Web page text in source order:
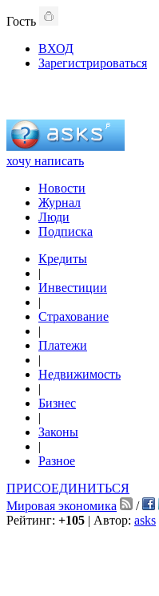
Гость
ВХОД
Зарегистрироваться
хочу написать
Новости
Журнал
Люди
Подписка
Кредиты
|
Инвестиции
|
Страхование
|
Платежи
|
Недвижимость
|
Бизнес
|
Законы
|
Разное
ПРИСОЕДИНИТЬСЯ
Мировая экономика
/
Рейтинг: +105 | Автор: asks